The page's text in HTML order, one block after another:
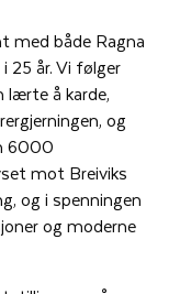
med både Ragna
25 år. Vi følger
lærte å karde,
og
6000
mot Breiviks
og i spenningen
og moderne